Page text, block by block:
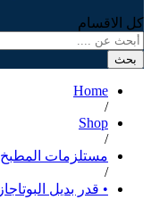
كل الاقسام
بحث
Home
/
Shop
/
مستلزمات المطبخ
/
• قدر بديل البوتاجاز 10 في 1